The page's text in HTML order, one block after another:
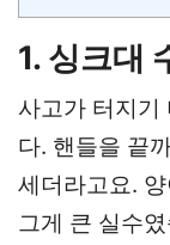
1. 싱크대
사고가 터지기
다. 핸들을 끝
세더라고요.
그게 큰 실수